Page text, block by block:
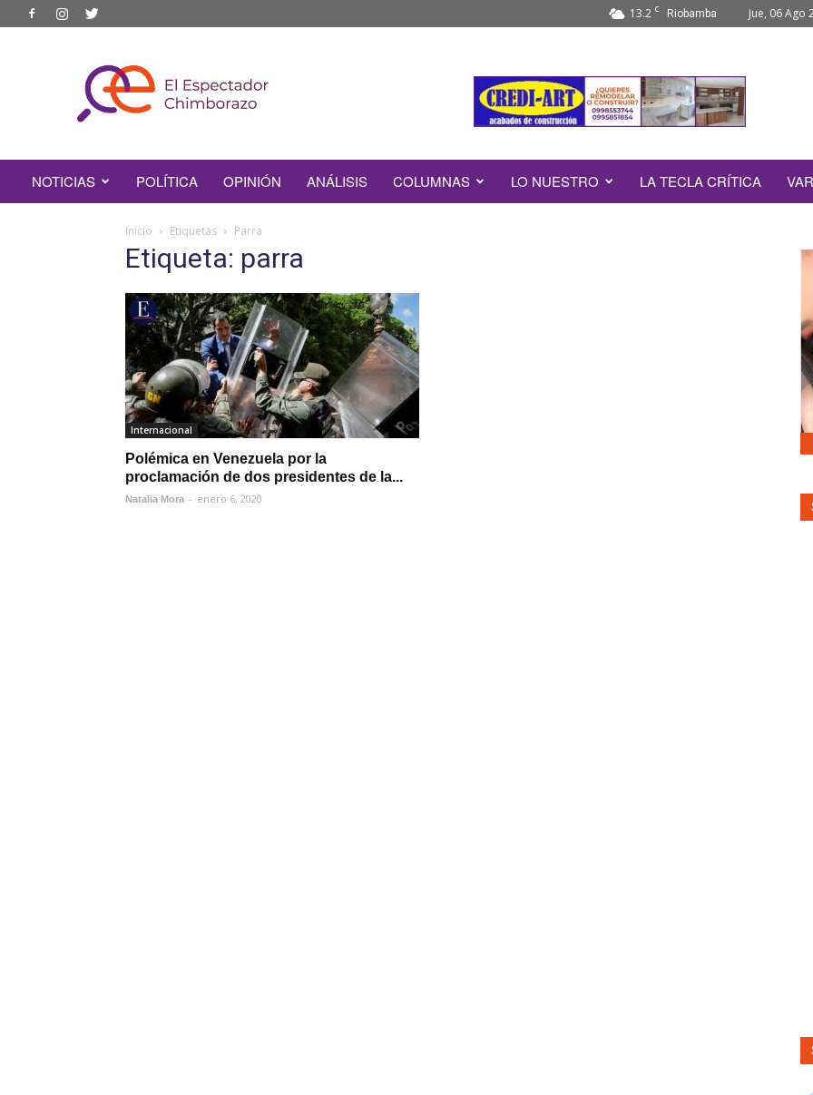
13.2 C Riobamba Jue, 06 Ago
ESPECTADOR
CHIMBORAZO
NOTICIAS POLÍTICA OPINIÓN ANÁLISIS COLUMNAS LO NUESTRO LA TECLA CRÍTICA
Inicio Etiquetas Parra
Etiqueta: parra
Internacional
Polémica en Venezuela por la
proclamación de dos presidentes de la...
Natalia Mora - enero 6, 2020